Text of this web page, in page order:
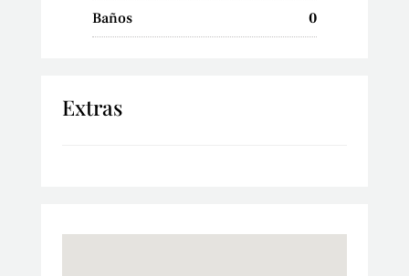
Baños 0
Extras